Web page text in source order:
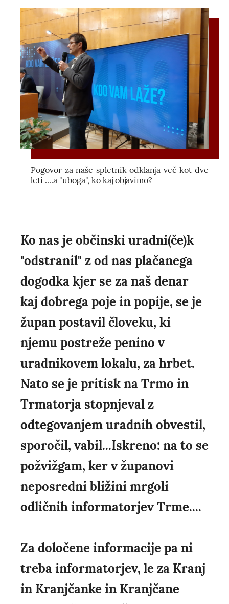
Pogovor za naše spletnik odklanja več kot dve
leti ....a "uboga", ko kaj objavimo?
Ko nas je občinski uradni(če)k
"odstranil" z od nas plačanega
dogodka kjer se za naš denar
kaj dobrega poje in popije, se je
župan postavil človeku, ki
njemu postreže penino v
uradnikovem lokalu, za hrbet.
Nato se je pritisk na Trmo in
Trmatorja stopnjeval z
odtegovanjem uradnih obvestil,
sporočil, vabil...Iskreno: na to se
požvižgam, ker v županovi
neposredni bližini mrgoli
odličnih informatorjev Trme....
Za določene informacije pa ni
treba informatorjev, le za Kranj
in Kranjčanke in Kranjčane